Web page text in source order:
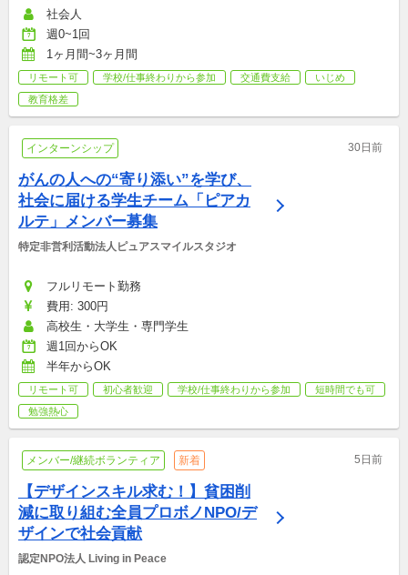
社会人
週0~1回
1ヶ月間~3ヶ月間
リモート可 学校/仕事終わりから参加 交通費支給
いじめ
教育格差
インターンシップ 30日前
がんの人への“寄り添い”を学び、
社会に届ける学生チーム「ピアカ
ルテ」メンバー募集
特定非営利活動法人ピュアスマイルスタジオ
フルリモート勤務
費用: 300円
高校生・大学生・専門学生
週1回からOK
半年からOK
リモート可 初心者歓迎 学校/仕事終わりから参加
短時間でも可
勉強熱心
メンバー/継続ボランティア 新着 5日前
【デザインスキル求む！】貧困削
減に取り組む全員プロボノNPO/デ
ザインで社会貢献
認定NPO法人 Living in Peace